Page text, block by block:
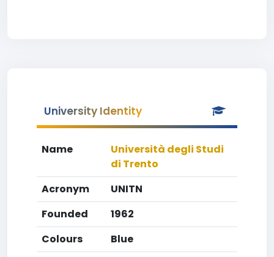
University Identity
Name
Università degli Studi
di Trento
Acronym
UNITN
Founded
1962
Colours
Blue